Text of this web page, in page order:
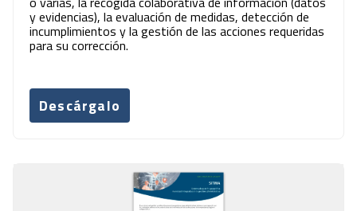
y evidencias), la evaluación de medidas, detección de
incumplimientos y la gestión de las acciones requeridas
para su corrección.
Descárgalo